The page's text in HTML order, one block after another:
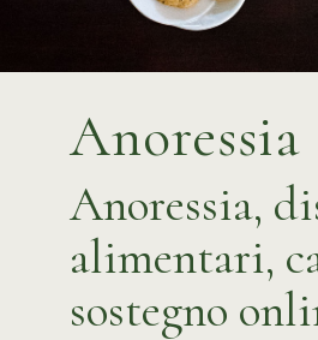
Anoressia
Anoressia,
alimentari,
sostegno